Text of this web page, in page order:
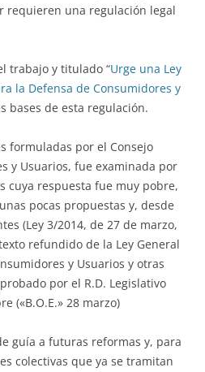
requieren una regulación legal
trabajo y titulado “Urge una Ley
la Defensa de Consumidores y
bases de esta regulación.
formuladas por el Consejo
y Usuarios, fue examinada por
cuya respuesta fue muy pobre,
pocas propuestas y, desde
(Ley 3/2014, de 27 de marzo,
refundido de la Ley General
y Usuarios y otras
por el R.D. Legislativo
(«B.O.E.» 28 marzo)
guía a futuras reformas y, para
colectivas que ya se tramitan